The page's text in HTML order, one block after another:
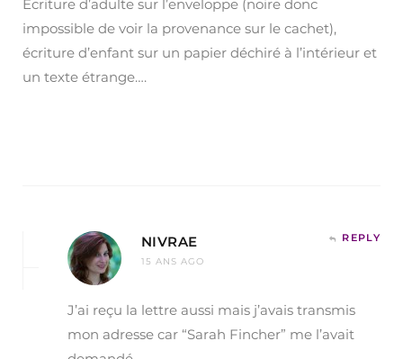
Écriture d’adulte sur l’enveloppe (noire donc
impossible de voir la provenance sur le cachet),
écriture d’enfant sur un papier déchiré à l’intérieur et
un texte étrange….
NIVRAE
15 ANS AGO
REPLY
J’ai reçu la lettre aussi mais j’avais transmis
mon adresse car “Sarah Fincher” me l’avait